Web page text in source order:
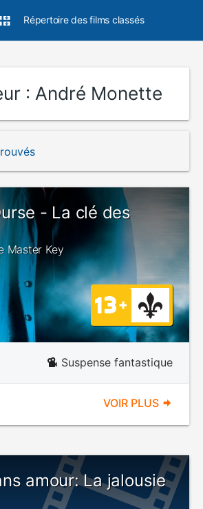
Répertoire des films classés
: André Monette
- La clé des
Master Key
Suspense fantastique
VOIR PLUS
amour: La jalousie